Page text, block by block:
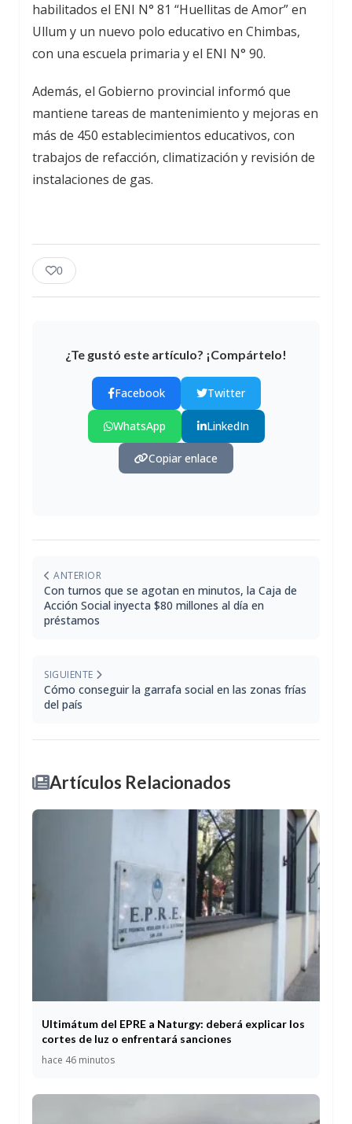
habilitados el ENI N° 81 “Huellitas de Amor” en
Ullum y un nuevo polo educativo en Chimbas,
con una escuela primaria y el ENI N° 90.
Además, el Gobierno provincial informó que
mantiene tareas de mantenimiento y mejoras en
más de 450 establecimientos educativos, con
trabajos de refacción, climatización y revisión de
instalaciones de gas.
0
¿Te gustó este artículo? ¡Compártelo!
Facebook Twitter
WhatsApp LinkedIn
Copiar enlace
ANTERIOR
Con turnos que se agotan en minutos, la Caja de
Acción Social inyecta $80 millones al día en
préstamos
SIGUIENTE
Cómo conseguir la garrafa social en las zonas frías
del país
Artículos Relacionados
Ultimátum del EPRE a Naturgy: deberá explicar los
cortes de luz o enfrentará sanciones
hace 46 minutos